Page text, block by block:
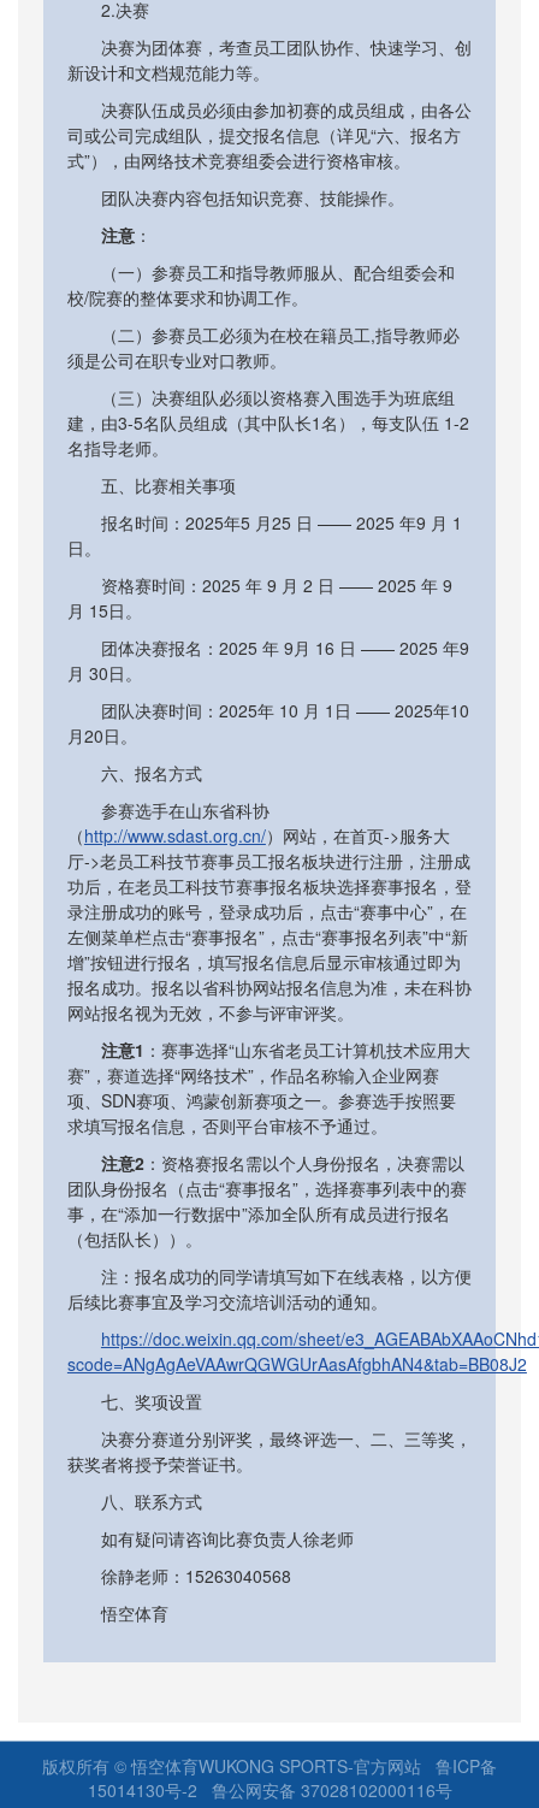
2.决赛
决赛为团体赛，考查员工团队协作、快速学习、创
新设计和文档规范能力等。
决赛队伍成员必须由参加初赛的成员组成，由各公
司或公司完成组队，提交报名信息（详见“六、报名方
式”），由网络技术竞赛组委会进行资格审核。
团队决赛内容包括知识竞赛、技能操作。
注意：
（一）参赛员工和指导教师服从、配合组委会和
校/院赛的整体要求和协调工作。
（二）参赛员工必须为在校在籍员工,指导教师必
须是公司在职专业对口教师。
（三）决赛组队必须以资格赛入围选手为班底组
建，由3-5名队员组成（其中队长1名），每支队伍 1-2
名指导老师。
五、比赛相关事项
报名时间：2025年5 月25 日 —— 2025 年9 月 1
日。
资格赛时间：2025 年 9 月 2 日 —— 2025 年 9
月 15日。
团体决赛报名：2025 年 9月 16 日 —— 2025 年9
月 30日。
团队决赛时间：2025年 10 月 1日 —— 2025年10
月20日。
六、报名方式
参赛选手在山东省科协
（http://www.sdast.org.cn/）网站，在首页->服务大
厅->老员工科技节赛事员工报名板块进行注册，注册成
功后，在老员工科技节赛事报名板块选择赛事报名，登
录注册成功的账号，登录成功后，点击“赛事中心”，在
左侧菜单栏点击“赛事报名”，点击“赛事报名列表”中“新
增”按钮进行报名，填写报名信息后显示审核通过即为
报名成功。报名以省科协网站报名信息为准，未在科协
网站报名视为无效，不参与评审评奖。
注意1 ：赛事选择“山东省老员工计算机技术应用大
赛”，赛道选择“网络技术”，作品名称输入企业网赛
项、SDN赛项、鸿蒙创新赛项之一。参赛选手按照要
求填写报名信息，否则平台审核不予通过。
注意2：资格赛报名需以个人身份报名，决赛需以
团队身份报名（点击“赛事报名”，选择赛事列表中的赛
事，在“添加一行数据中”添加全队所有成员进行报名
（包括队长））。
注：报名成功的同学请填写如下在线表格，以方便
后续比赛事宜及学习交流培训活动的通知。
https://doc.weixin.qq.com/sheet/
scode=ANgAgAeVAAwrQGWGUrAasAfgbhAN4&tab=BB08J2
七、奖项设置
决赛分赛道分别评奖，最终评选一、二、三等奖，
获奖者将授予荣誉证书。
八、联系方式
如有疑问请咨询比赛负责人徐老师
徐静老师：15263040568
​悟空体育
版权所有 © 悟空体育WUKONG SPORTS-官方网站 鲁ICP备
15014130号-2
鲁公网安备 37028102000116号